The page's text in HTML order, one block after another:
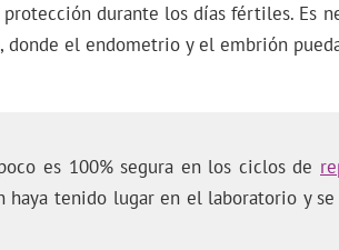
durante los días fértiles. Es
, donde el endometrio y el embrión
es 100% segura en los ciclos de
haya tenido lugar en el laboratorio y